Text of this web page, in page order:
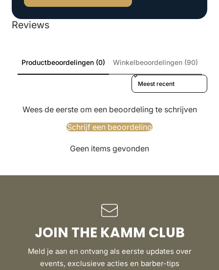
Reviews
Productbeoordelingen (0) Winkelbeoordelingen (90)
Sort reviews by
Wees de eerste om een beoordeling te schrijven
Schrijf een beoordeling
Geen items gevonden
JOIN THE KAMM CLUB
Meld je aan en ontvang als eerste updates over
events, exclusieve acties en barber-tips